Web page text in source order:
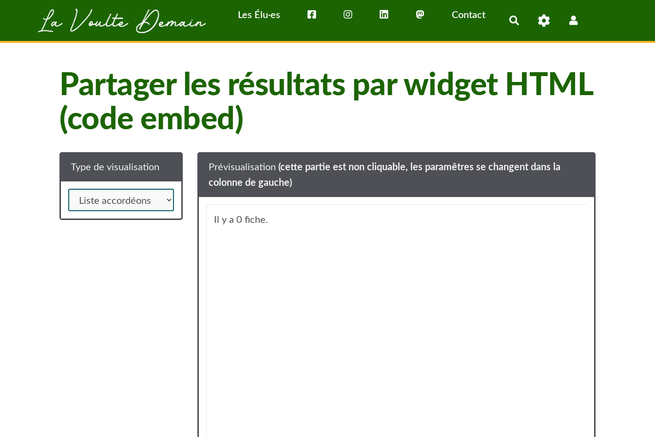
Aller au contenu principal Les Élu·es Contact Rechercher
Partager les résultats par widget HTML
(code embed)
Type de visualisation Prévisualisation (cette partie est non cliquable, les paramêtres se changent dans la
colonne de gauche)